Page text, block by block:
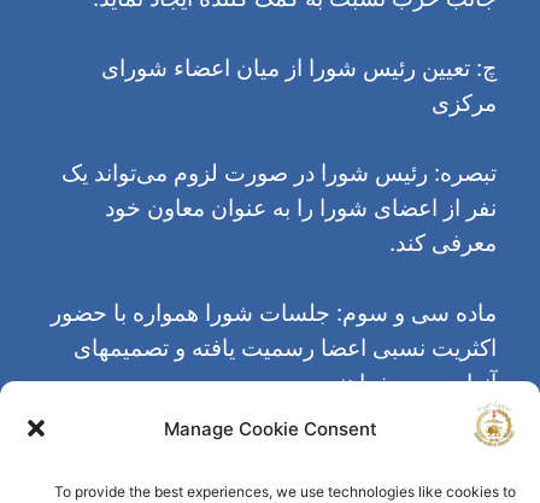
Manage Cookie Consent
To provide the best experiences, we use technologies like cookies to
چ: تعیین رئیس شورا از میان اعضاء شورای
مرکزی
تبصره: رئیس شورا در صورت لزوم می‌تواند یک
نفر از اعضای شورا را به عنوان معاون خود
معرفی کند.
ماده سی و سوم: جلسات شورا همواره با حضور
اکثریت نسبی اعضا رسمیت یافته و تصمیمهای
آنها رسمی خواهند بود.
ماده سی چهارم: تصمیم‌گیری در مورد تناوب
زمانی و چگونگی تشکیل جلسه‌های شورا با خود